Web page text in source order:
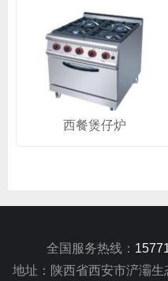
西餐煲仔炉
全国服务热线：
地址：陕西省西安市浐灞